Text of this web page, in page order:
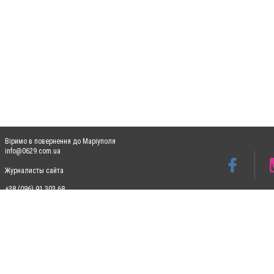
Віримо в повернення до Маріуполя
info@0629.com.ua
Журналисты сайта
+38 (096) 91 303 68